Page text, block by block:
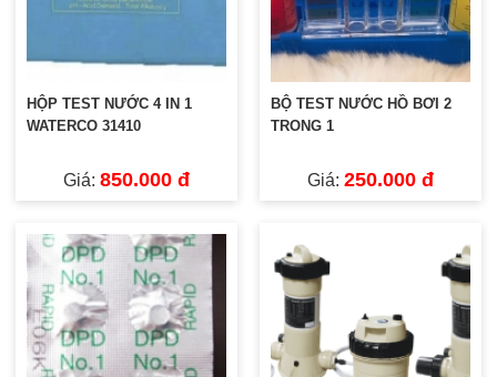
HỘP TEST NƯỚC 4 IN 1
WATERCO 31410
Giá:850.000 đ
BỘ TEST NƯỚC HỒ BƠI 2
TRONG 1
Giá: 250.000 đ